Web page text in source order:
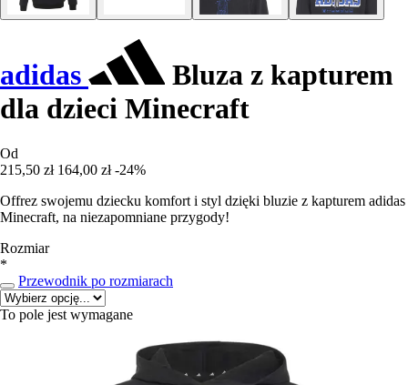
adidas
Bluza z kapturem
dla dzieci Minecraft
Od
215,50 zł 164,00 zł -24%
Offrez swojemu dziecku komfort i styl dzięki bluzie z kapturem adidas
Minecraft, na niezapomniane przygody!
Rozmiar
*
Przewodnik po rozmiarach
To pole jest wymagane